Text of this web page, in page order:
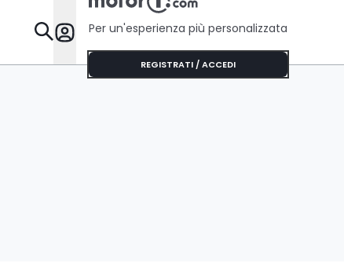
Da Sapere
Per un'esperienza più personalizzata
REGISTRATI / ACCEDI